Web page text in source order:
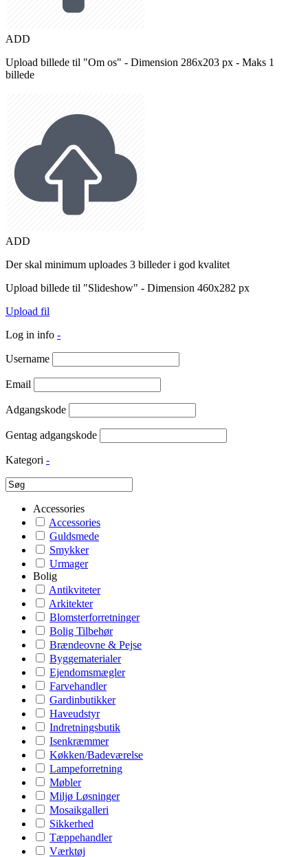
ADD
Upload billede til "Om os" - Dimension 286x203 px - Maks 1
billede
ADD
Der skal minimum uploades 3 billeder i god kvalitet
Upload billede til "Slideshow" - Dimension 460x282 px
Upload fil
Log in info -
Username
Email
Adgangskode
Gentag adgangskode
Kategori -
Accessories
Accessories
Guldsmede
Smykker
Urmager
Bolig
Antikviteter
Arkitekter
Blomsterforretninger
Bolig Tilbehør
Brændeovne & Pejse
Byggematerialer
Ejendomsmægler
Farvehandler
Gardinbutikker
Haveudstyr
Indretningsbutik
Isenkræmmer
Køkken/Badeværelse
Lampeforretning
Møbler
Miljø Løsninger
Mosaikgalleri
Sikkerhed
Tæppehandler
Værktøj